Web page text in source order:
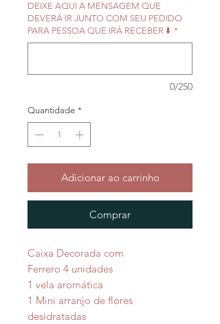
DEIXE AQUI A MENSAGEM QUE
DEVERÁ IR JUNTO COM SEU PEDIDO
PARA PESSOA QUE IRÁ RECEBER ⬇️ *
0/250
Quantidade *
Adicionar ao carrinho
Comprar
Caixa Decorada com
Ferrero 4 unidades
1 vela aromática
1 Mini arranjo de flores
desidratadas